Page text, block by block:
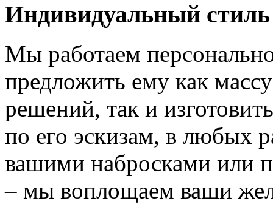
Индивидуальный стиль
Мы работаем
предложить ему как
решений, так и
по его эскизам, в любых
вашими набросками или
– мы воплощаем ваши